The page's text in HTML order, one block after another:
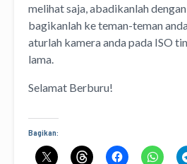
melihat saja, abadikanlah
bagikanlah ke teman-teman
aturlah kamera anda pada ISO
lama.
Selamat Berburu!
Bagikan: